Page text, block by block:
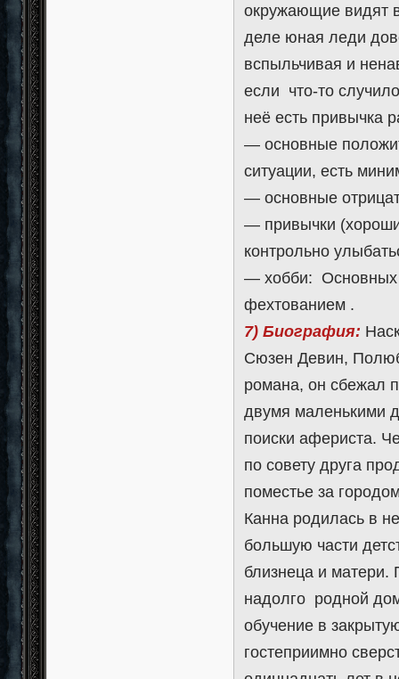
окружающие видят
деле юная леди
вспыльчивая и
если что-то
неё есть привычка
— основные
ситуации, есть
— основные
— привычки
контрольно
— хобби: Основных
фехтованием .
7) Биография:
Сюзен Девин,
романа, он сбежал
двумя маленькими
поиски афериста.
по совету друга
поместье за
Канна родилась в
большую части
близнеца и матери.
надолго родной
обучение в
гостеприимно